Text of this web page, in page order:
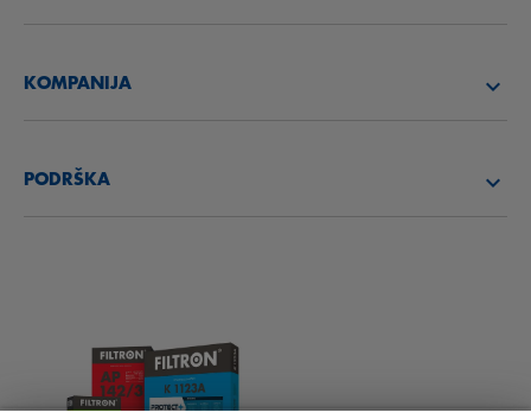
BENEFIT PROGRAM
KOMPANIJA
ODGOVORNOST ZA KVALITET
PODRŠKA
FAQ